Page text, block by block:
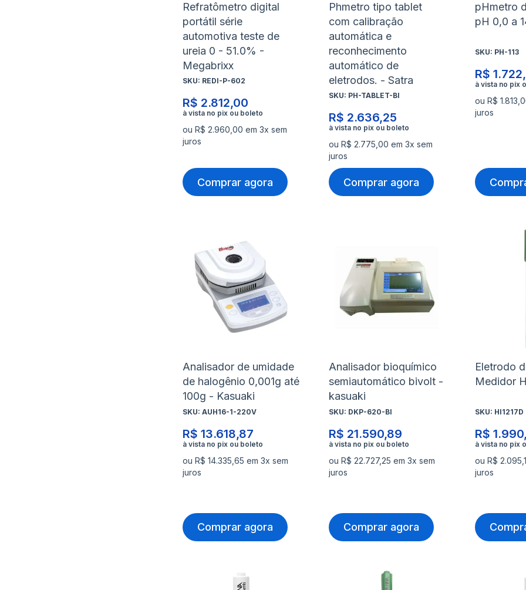
Refratômetro digital
portátil série
automotiva teste de
ureia 0 - 51.0% -
Megabrixx
SKU: REDI-P-602
R$ 2.812,00
ou R$ 2.960,00 em 3x sem
juros
Comprar agora
Phmetro tipo tablet
com calibração
automática e
reconhecimento
automático de
eletrodos. - Satra
SKU: PH-TABLET-BI
R$ 2.636,25
ou R$ 2.775,00 em 3x sem
juros
Comprar agora
pHmetro
pH 0,0 a
SKU: PH-113
R$
ou R$
juros
Analisador de umidade
de halogênio 0,001g até
100g - Kasuaki
SKU: AUH16-1-220V
R$ 13.618,87
ou R$ 14.335,65 em 3x sem
juros
Comprar agora
lista
de
Adicionar
para
Comparar
Analisador bioquímico
semiautomático bivolt -
kasuaki
SKU: DKP-620-BI
R$ 21.590,89
ou R$ 22.727,25 em 3x sem
juros
Comprar agora
Eletrodo
Medidor
SKU: HI1217D
R$
ou R$
juros